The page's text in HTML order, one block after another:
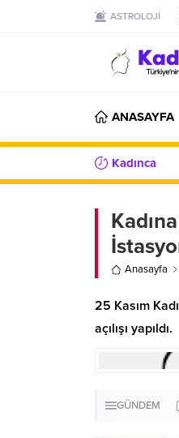
ASTROLOJİ
ANASAYFA
Kadınca
Anasayfa
25 Kasım
açılışı yapıldı.
GÜNDEM